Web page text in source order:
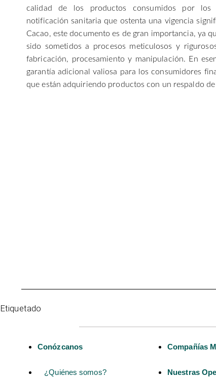
calidad de los productos consumidos por los
notificación sanitaria que ostenta una vigencia
Cacao, este documento es de gran importancia, ya
sido sometidos a procesos meticulosos y
fabricación, procesamiento y manipulación. En
garantía adicional valiosa para los consumidores
que están adquiriendo productos con un respaldo
Etiquetado
Conózcanos
¿Quiénes somos?
Compañías
Nuestras